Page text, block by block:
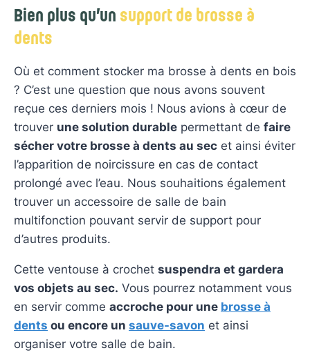
Bien plus qu’un support de brosse à
dents
Où et comment stocker ma brosse à dents en bois
? C’est une question que nous avons souvent
reçue ces derniers mois ! Nous avions à cœur de
trouver une solution durable permettant de faire
sécher votre brosse à dents au sec et ainsi éviter
l’apparition de noircissure en cas de contact
prolongé avec l’eau. Nous souhaitions également
trouver un accessoire de salle de bain
multifonction pouvant servir de support pour
d’autres produits.
Cette ventouse à crochet suspendra et gardera
vos objets au sec. Vous pourrez notamment vous
en servir comme accroche pour une brosse à
dents ou encore un sauve-savon et ainsi
organiser votre salle de bain.